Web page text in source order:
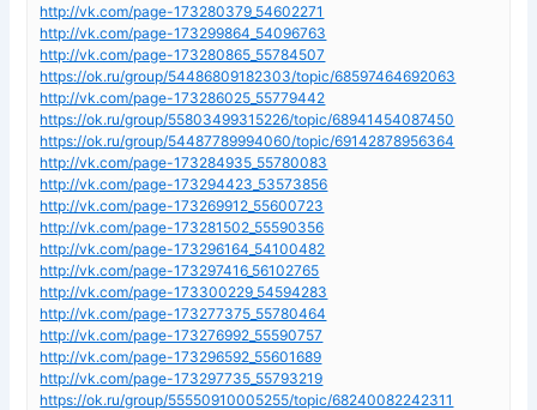
http://vk.com/page-173280379_54602271
http://vk.com/page-173299864_54096763
http://vk.com/page-173280865_55784507
https://ok.ru/group/54486809182303/topic/68597464692063
http://vk.com/page-173286025_55779442
https://ok.ru/group/55803499315226/topic/68941454087450
https://ok.ru/group/54487789994060/topic/69142878956364
http://vk.com/page-173284935_55780083
http://vk.com/page-173294423_53573856
http://vk.com/page-173269912_55600723
http://vk.com/page-173281502_55590356
http://vk.com/page-173296164_54100482
http://vk.com/page-173297416_56102765
http://vk.com/page-173300229_54594283
http://vk.com/page-173277375_55780464
http://vk.com/page-173276992_55590757
http://vk.com/page-173296592_55601689
http://vk.com/page-173297735_55793219
https://ok.ru/group/55550910005255/topic/68240082242311